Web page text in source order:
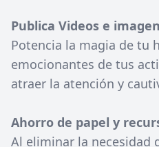
Publica Videos e
Potencia la magia de tu
emocionantes de tus
atraer la atención y
Ahorro de papel y
Al eliminar la necesidad